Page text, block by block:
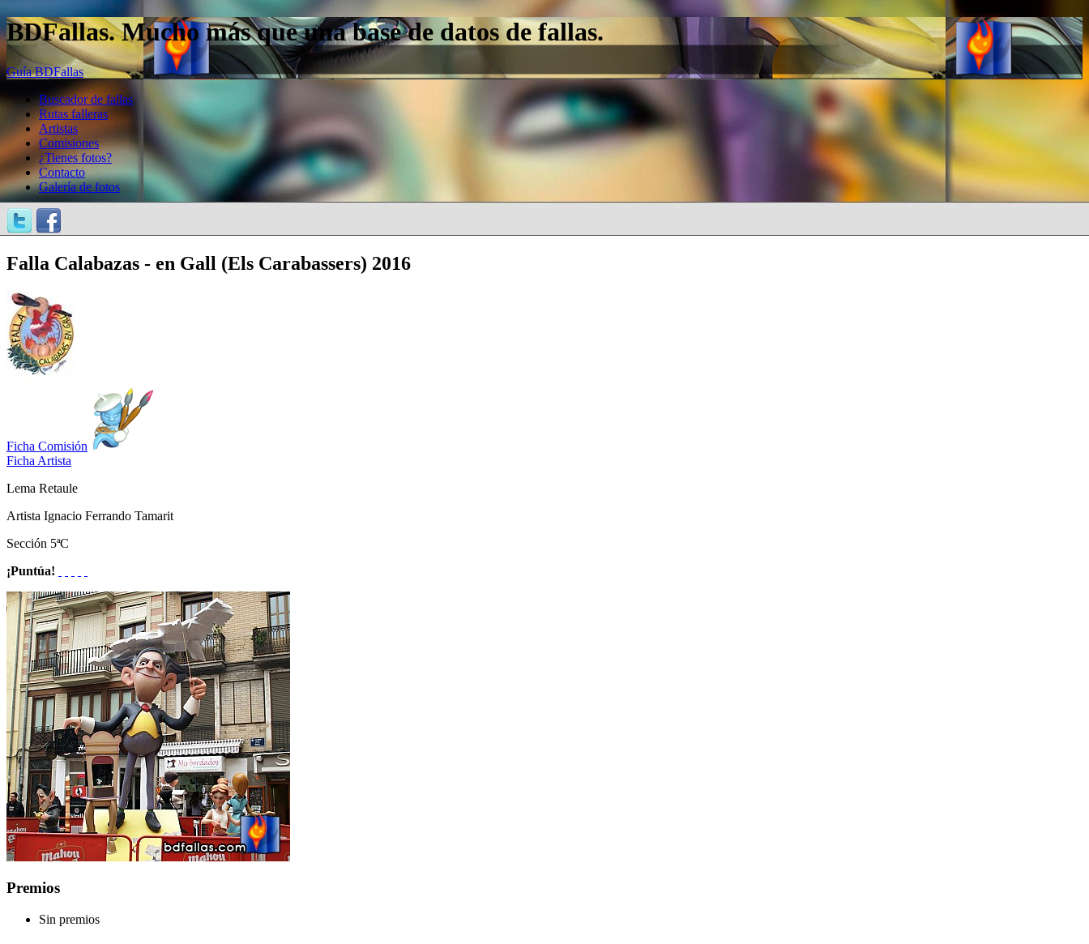
BDFallas. Mucho más que una base de datos de fallas.
Guía BDFallas
Buscador de fallas
Rutas falleras
Artistas
Comisiones
¿Tienes fotos?
Contacto
Galería de fotos
Falla Calabazas - en Gall (Els Carabassers) 2016
Ficha Comisión
Ficha Artista
Lema Retaule
Artista Ignacio Ferrando Tamarit
Sección 5ªC
¡Puntúa!
Premios
Sin premios